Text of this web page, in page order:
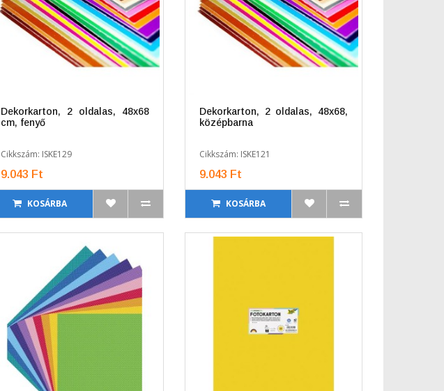
Dekorkarton, 2 oldalas, 48x68
cm, fenyő
Cikkszám: ISKE129
9.043 Ft
KOSÁRBA
Dekorkarton, 2 oldalas, 48x68,
középbarna
Cikkszám: ISKE121
9.043 Ft
KOSÁRBA